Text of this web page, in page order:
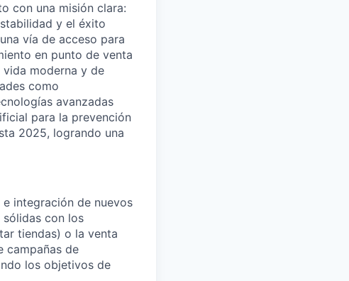
con una misión clara:
y el éxito
vía de acceso para
en punto de venta
moderna y de
como
avanzadas
para la prevención
2025, logrando una
integración de nuevos
con los
tiendas) o la venta
campañas de
los objetivos de